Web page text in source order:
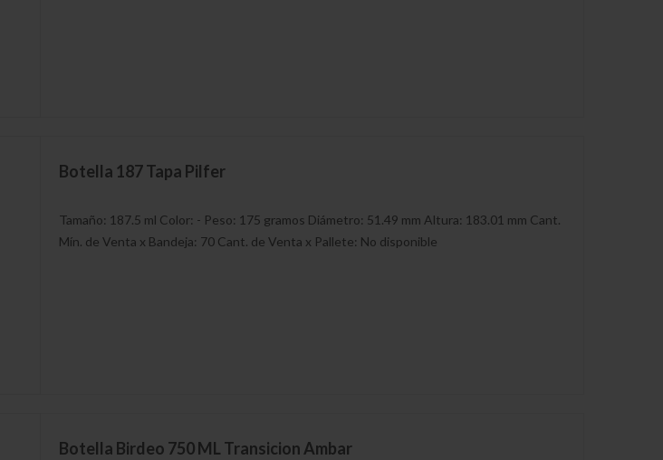
Botella 187 Tapa Pilfer
Tamaño: 187.5 ml Color: - Peso: 175 gramos Diámetro: 51.49 mm Altura: 183.01 mm Cant.
Mín. de Venta x Bandeja: 70 Cant. de Venta x Pallete: No disponible
Botella Birdeo 750 ML Transicion Ambar